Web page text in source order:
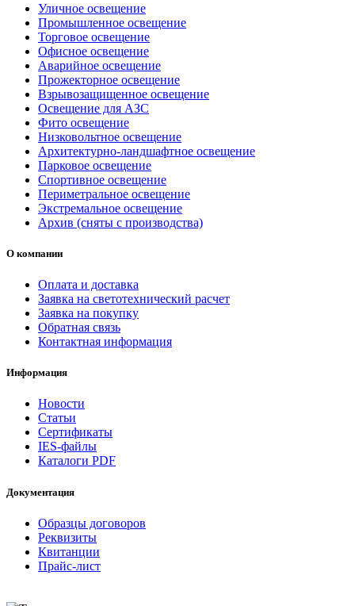
Уличное освещение
Промышленное освещение
Торговое освещение
Офисное освещение
Аварийное освещение
Прожекторное освещение
Взрывозащищенное освещение
Освещение для АЗС
Фито освещение
Низковольтное освещение
Архитектурно-ландшафтное освещение
Парковое освещение
Спортивное освещение
Периметральное освещение
Экстремальное освещение
Архив (сняты с производства)
О компании
Оплата и доставка
Заявка на светотехнический расчет
Заявка на покупку
Обратная связь
Контактная информация
Информация
Новости
Статьи
Сертификаты
IES-файлы
Каталоги PDF
Документация
Образцы договоров
Реквизиты
Квитанции
Прайс-лист